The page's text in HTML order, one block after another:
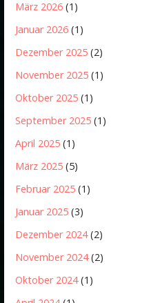
März 2026 (1)
Januar 2026 (1)
Dezember 2025 (2)
November 2025 (1)
Oktober 2025 (1)
September 2025 (1)
April 2025 (1)
März 2025 (5)
Februar 2025 (1)
Januar 2025 (3)
Dezember 2024(2)
November 2024(2)
Oktober 2024(1)